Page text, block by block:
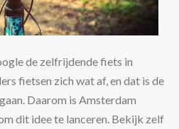
de zelfrijdende fiets in
fietsen zich wat af, en dat is de
Daarom is Amsterdam
dit idee te lanceren. Bekijk zelf